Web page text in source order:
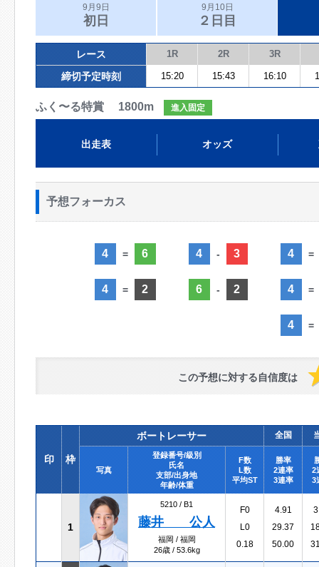
9月9日
初日
9月10日
２日目
レース 1R 2R 3R
締切予定時刻 15:20 15:43 16:10
ふく〜る特賞 1800m 進入固定
出走表 オッズ
予想フォーカス
4 = 6
4 = 2
4 - 3
6 - 2
4 =
4 =
4 =
この予想に対する自信度は
印 枠
ボートレーサー 全国
写真
登録番号/級別
氏名
支部/出身地
年齢/体重
F数
L数
平均ST
勝率
2連率
3連率
2
3
1
5210 / B1
藤井 公人
福岡 / 福岡
26歳 / 53.6kg
F0
L0
0.18
4.91
29.37
50.00